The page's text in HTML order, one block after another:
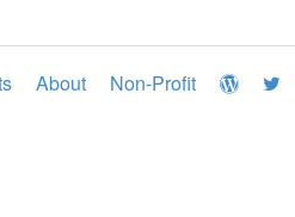
About Non-Profit